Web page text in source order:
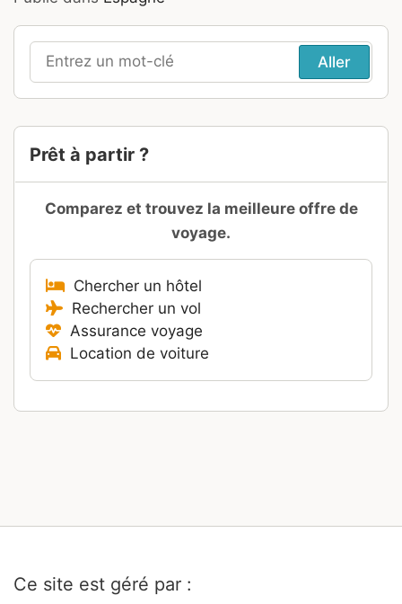
Recherche
pour
Prêt à partir ?
Comparez et trouvez la meilleure offre de
voyage.
Chercher un hôtel
Rechercher un vol
Assurance voyage
Location de voiture
Ce site est géré par :